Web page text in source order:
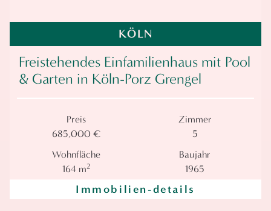
KÖLN
Freistehendes Einfamilienhaus mit Pool
& Garten in Köln-Porz Grengel
Preis
685,000 €
Zimmer
5
Wohnfläche
164 m2
Baujahr
1965
Immobilien-details